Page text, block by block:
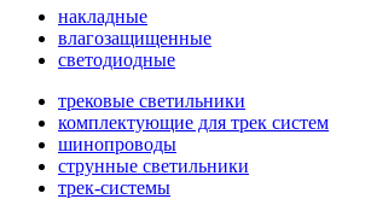
накладные
влагозащищенные
светодиодные
трековые светильники
комплектующие для трек систем
шинопроводы
струнные светильники
трек-системы